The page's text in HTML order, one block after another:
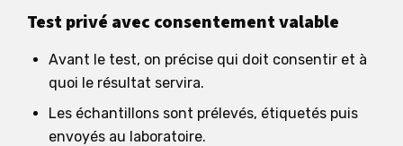
Test privé avec consentement valable
Avant le test, on précise qui doit consentir et à
quoi le résultat servira.
Les échantillons sont prélevés, étiquetés puis
envoyés au laboratoire.